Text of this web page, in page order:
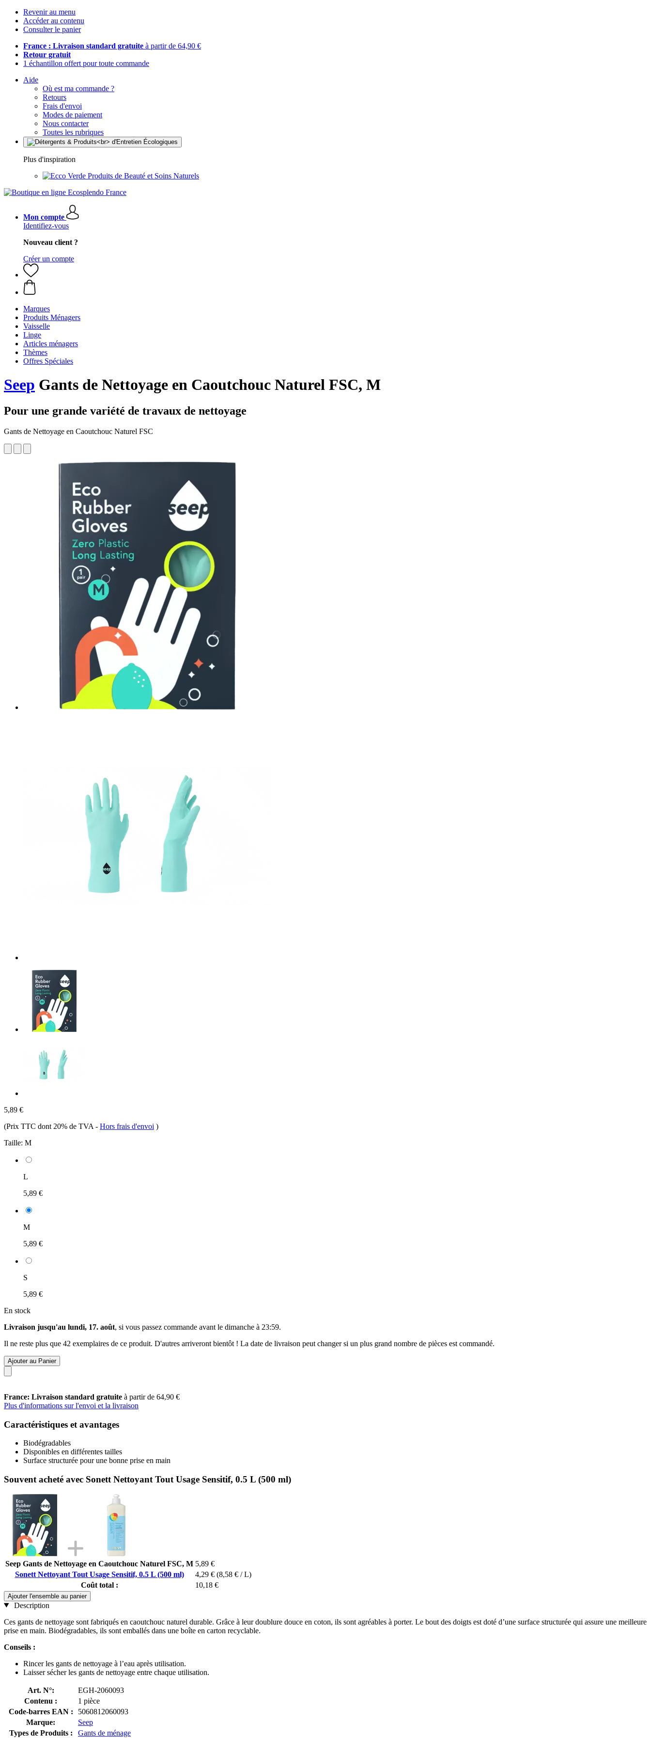
Revenir au menu
Accéder au contenu
Consulter le panier
France : Livraison standard gratuite à partir de 64,90 €
Retour gratuit
1 échantillon offert pour toute commande
Aide
Où est ma commande ?
Retours
Frais d'envoi
Modes de paiement
Nous contacter
Toutes les rubriques
Plus d'inspiration
Produits de Beauté et Soins Naturels
Mon compte
Identifiez-vous
Nouveau client ?
Créer un compte
Marques
Produits Ménagers
Vaisselle
Linge
Articles ménagers
Thèmes
Offres Spéciales
Seep Gants de Nettoyage en Caoutchouc Naturel FSC, M
Pour une grande variété de travaux de nettoyage
Gants de Nettoyage en Caoutchouc Naturel FSC
5,89 €
(Prix TTC dont 20% de TVA - Hors frais d'envoi )
Taille: M
L
5,89 €
M
5,89 €
S
5,89 €
En stock
Livraison jusqu'au lundi, 17. août, si vous passez commande avant le dimanche à 23:59.
Il ne reste plus que 42 exemplaires de ce produit. D'autres arriveront bientôt ! La date de livraison peut changer si un plus grand nombre de pièces est commandé.
Ajouter au Panier
France: Livraison standard gratuite à partir de 64,90 €
Plus d'informations sur l'envoi et la livraison
Caractéristiques et avantages
Biodégradables
Disponibles en différentes tailles
Surface structurée pour une bonne prise en main
Souvent acheté avec Sonett Nettoyant Tout Usage Sensitif, 0.5 L (500 ml)
Seep Gants de Nettoyage en Caoutchouc Naturel FSC, M 5,89 €
Sonett Nettoyant Tout Usage Sensitif, 0.5 L (500 ml)
4,29 € (8,58 € / L)
Coût total :
10,18 €
Ajouter l'ensemble au panier
Description
Ces gants de nettoyage sont fabriqués en caoutchouc naturel durable. Grâce à leur doublure douce en coton, ils sont agréables à porter. Le bout des doigts est doté d’une surface structurée qui assure une meilleure
prise en main. Biodégradables, ils sont emballés dans une boîte en carton recyclable.
Conseils :
Rincer les gants de nettoyage à l’eau après utilisation.
Laisser sécher les gants de nettoyage entre chaque utilisation.
Art. N°:
EGH-2060093
Contenu :
1 pièce
Code-barres EAN :
5060812060093
Marque:
Seep
Types de Produits :
Gants de ménage